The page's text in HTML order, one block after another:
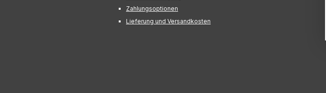
Zahlungsoptionen
Lieferung und Versandkosten